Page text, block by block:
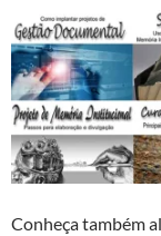
Conheça também